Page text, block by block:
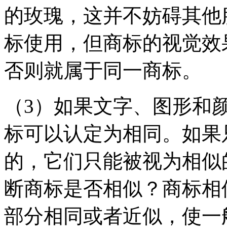
的玫瑰，这并不妨碍其
标使用，但商标的视觉
否则就属于同一商标。
（3）如果文字、图形
标可以认定为相同。如
的，它们只能被视为相
断商标是否相似？商标
部分相同或者近似，使